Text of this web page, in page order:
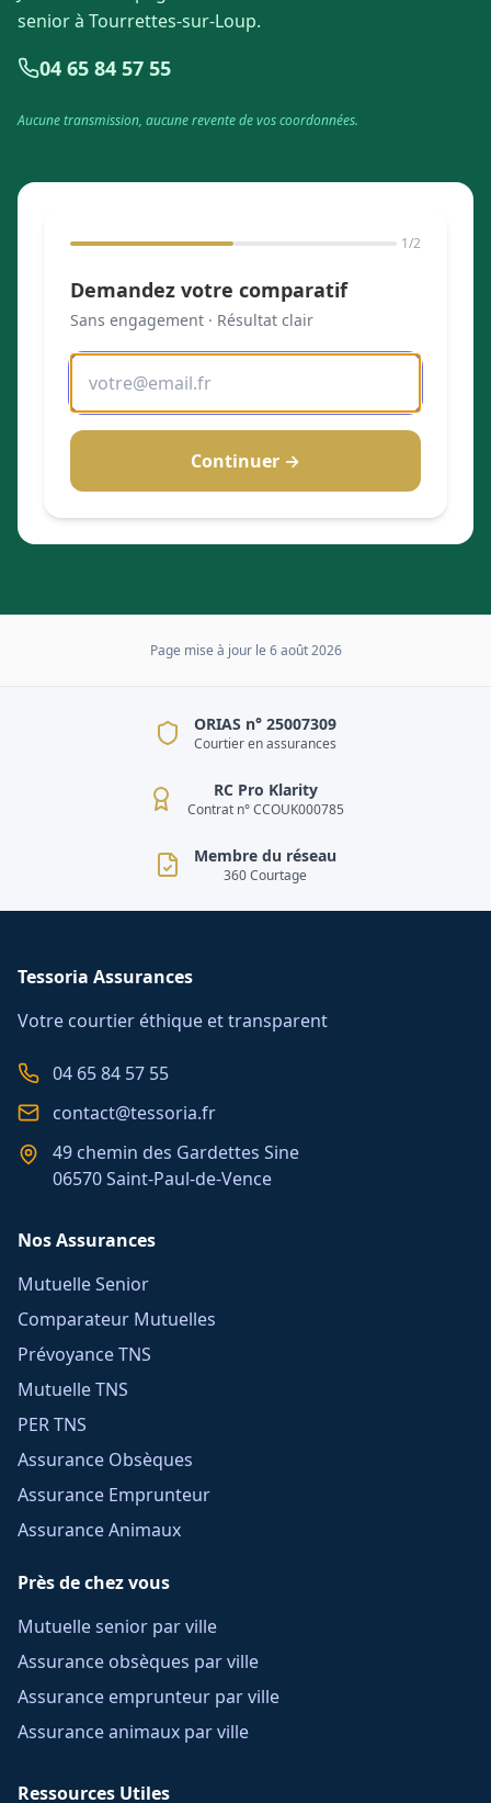
senior à Tourrettes-sur-Loup.
04 65 84 57 55
Aucune transmission, aucune revente de vos coordonnées.
1/2
Demandez votre comparatif
Sans engagement · Résultat clair
Continuer →
Page mise à jour le 6 août 2026
ORIAS n° 25007309
Courtier en assurances
RC Pro Klarity
Contrat n° CCOUK000785
Membre du réseau
360 Courtage
Tessoria Assurances
Votre courtier éthique et transparent
04 65 84 57 55
contact@tessoria.fr
49 chemin des Gardettes Sine
06570 Saint-Paul-de-Vence
Nos Assurances
Mutuelle Senior
Comparateur Mutuelles
Prévoyance TNS
Mutuelle TNS
PER TNS
Assurance Obsèques
Assurance Emprunteur
Assurance Animaux
Près de chez vous
Mutuelle senior par ville
Assurance obsèques par ville
Assurance emprunteur par ville
Assurance animaux par ville
Ressources Utiles